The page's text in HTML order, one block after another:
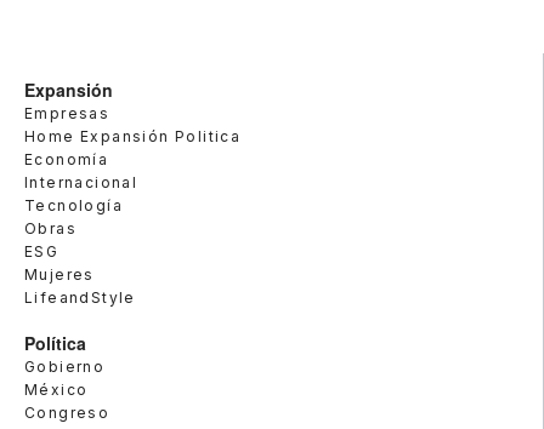
Expansión
Empresas
Home Expansión Politica
Economía
Internacional
Tecnología
Obras
ESG
Mujeres
LifeandStyle
Política
Gobierno
México
Congreso